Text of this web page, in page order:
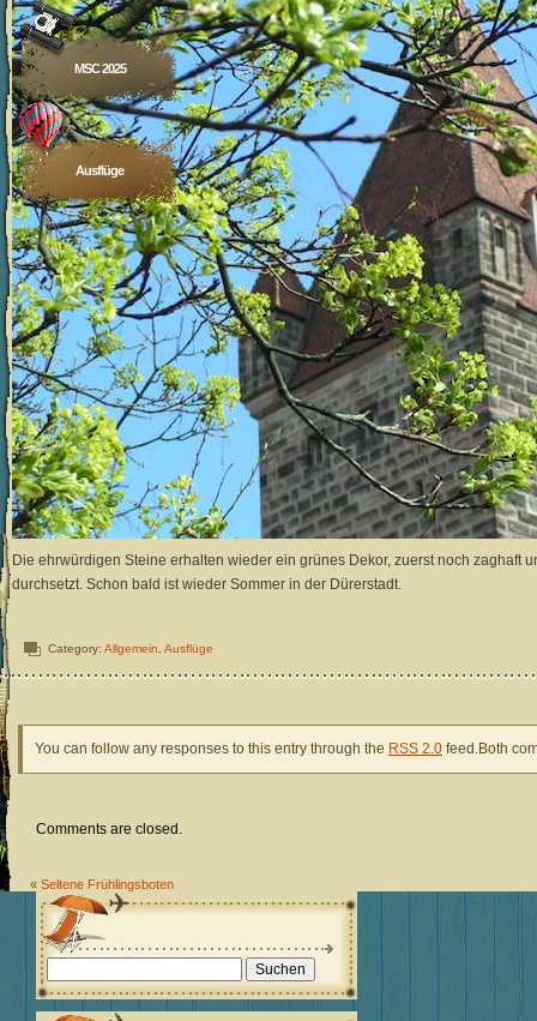
MSC 2025
Ausflüge
Die ehrwürdigen Steine erhalten wieder ein grünes Dekor, zuerst noch zaghaft
durchsetzt. Schon bald ist wieder Sommer in der Dürerstadt.
Category: Allgemein Ausflüge
You can follow any responses to this entry through the RSS 2.0 feed.Both
Comments are closed.
« Seltene Frühlingsboten
Suchen
nach: